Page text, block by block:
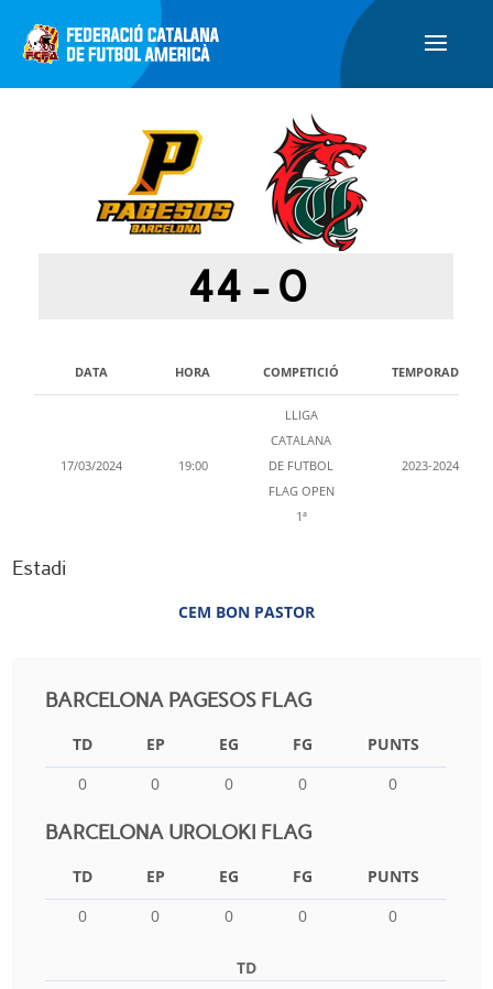
44 -0
DATA HORA COMPETICIÓ TEMPORADA
17/03/2024 19:00
LLIGA
CATALANA
DE FUTBOL
FLAG OPEN
1ª
2023-2024
Estadi
CEM BON PASTOR
BARCELONA PAGESOS FLAG
TD EP EG FG
PUNTS
0
0 0 0 0
BARCELONA UROLOKI FLAG
TD EP EG FG
PUNTS
0
0 0 0 0
TD